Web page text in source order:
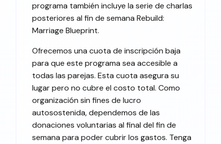
programa también incluye la serie de charlas
posteriores al fin de semana Rebuild:
Marriage Blueprint.
Ofrecemos una cuota de inscripción baja
para que este programa sea accesible a
todas las parejas. Esta cuota asegura su
lugar pero no cubre el costo total. Como
organización sin fines de lucro
autosostenida, dependemos de las
donaciones voluntarias al final del fin de
semana para poder cubrir los gastos. Tenga